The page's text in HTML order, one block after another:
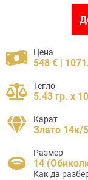
Цена
548 € |
Тегло
5.43 гр. x
Карат
Злато 14к/
Размер
14
Как да